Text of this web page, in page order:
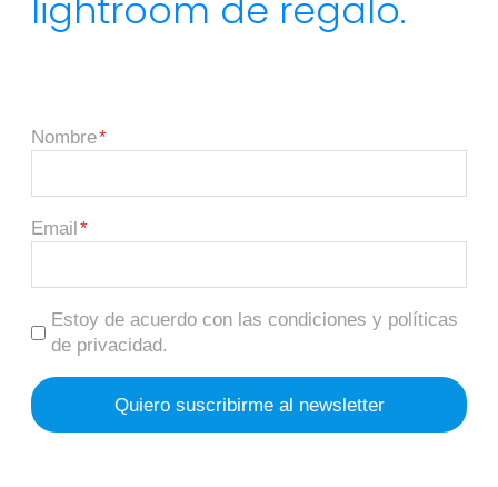
lightroom de regalo.
Nombre
Email
Estoy de acuerdo con las condiciones y políticas
de privacidad.